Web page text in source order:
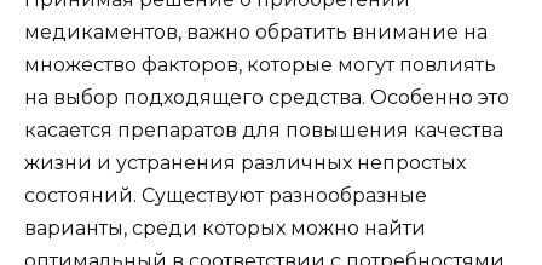
медикаментов, важно обратить внимание на
множество факторов, которые могут повлиять
на выбор подходящего средства. Особенно это
касается препаратов для повышения качества
жизни и устранения различных непростых
состояний. Существуют разнообразные
варианты, среди которых можно найти